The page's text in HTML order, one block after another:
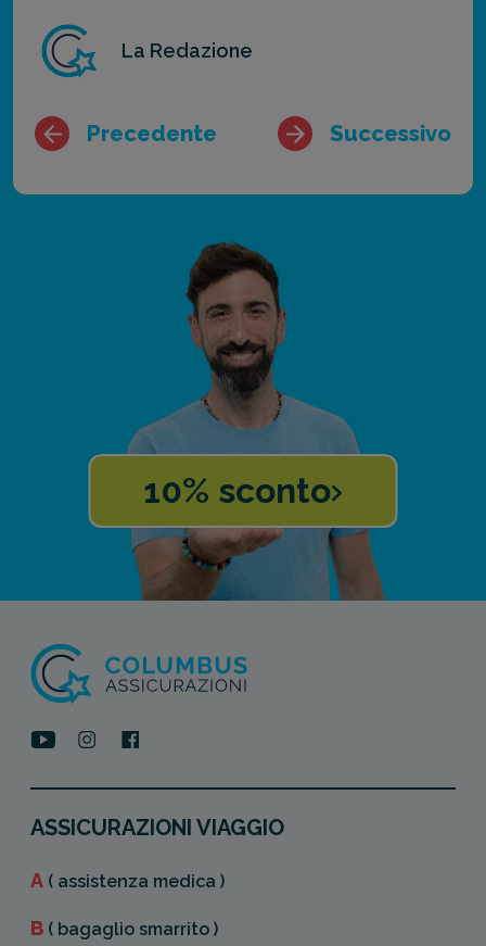
La Redazione
Precedente Successivo
10% sconto
ASSICURAZIONI VIAGGIO
A ( assistenza medica )
B ( bagaglio smarrito )